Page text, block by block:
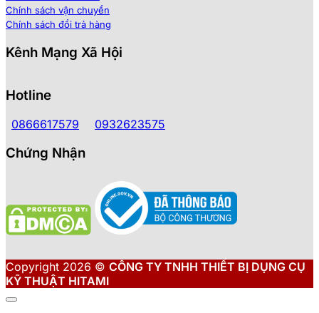
Chính sách vận chuyển
Chính sách đổi trả hàng
Kênh Mạng Xã Hội
Hotline
0866617579 0932623575
Chứng Nhận
Copyright 2026 © CÔNG TY TNHH THIẾT BỊ DỤNG CỤ
KỸ THUẬT HITAMI